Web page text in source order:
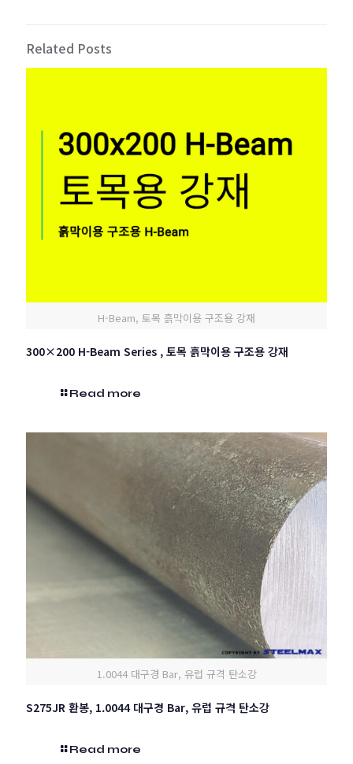
Related Posts
H-Beam, 토목 흙막이용 구조용 강재
300×200 H-Beam Series , 토목 흙막이용 구조용 강재
Read more
1.0044 대구경 Bar, 유럽 규격 탄소강
S275JR 환봉, 1.0044 대구경 Bar, 유럽 규격 탄소강
Read more